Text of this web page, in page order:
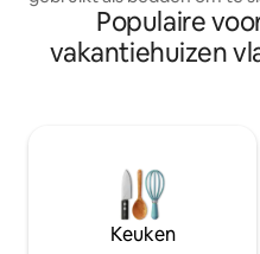
andere twee kamers
om te slapen. Bekijk voor
foto's van de kamers voor
deze binnen maximaal 30
terug. Alleen bij een storing
hoofdkabel of een
hoge noodsituatie duurt het
Populaire
vakantiehuizen
Keuken